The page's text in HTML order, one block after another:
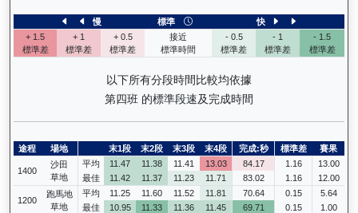
慢 標準
快
+ 1.5
標準差
+ 1
標準差
+ 0.5
標準差
接近
標準時間
- 0.5
標準差
- 1
標準差
- 1.5
標準差
以下所有分段時間比較均依據
第四班 的標準段速及完成時間
途程 場地 末1段 末2段 末3段 末4段 完成:秒 標準差 賽果
1400
沙田
草地
平均 11.47 11.38 11.41 13.03 84.17 1.16
13.00
最佳
11.42 11.37 11.23 11.71 83.02 1.16 12.00
1200
跑馬地
草地
平均 11.25 11.60 11.52 11.81 70.64 0.15
5.64
最佳
10.95 11.33 11.36 11.45 69.71 0.15 1.00